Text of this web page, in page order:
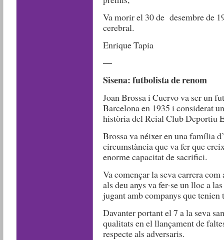
Va morir el 30 de desembre de
cerebral.
Enrique Tapia
—
Sisena: futbolista de renom
Joan Brossa i Cuervo va ser un
Barcelona en 1935 i considerat
història del Reial Club Deportiu
Brossa va néixer en una família
circumstància que va fer que
enorme capacitat de sacrifici.
Va començar la seva carrera
als deu anys va fer-se un lloc a
jugant amb companys que tenien
Davanter portant el 7 a la seva
qualitats en el llançament de
respecte als adversaris.